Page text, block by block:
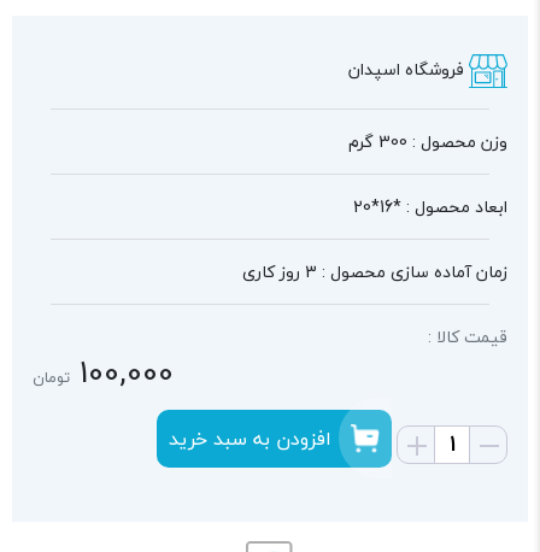
فروشگاه اسپدان
وزن محصول : 300 گرم
ابعاد محصول : *16*20
زمان آماده سازی محصول : 3 روز کاری
قیمت کالا :
100,000 تومان
افزودن به سبد خرید